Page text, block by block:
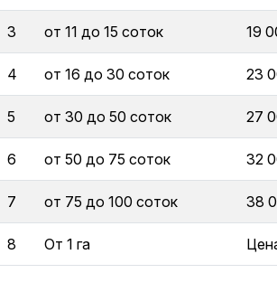
3 от 11 до 15 соток 19
4 от 16 до 30 соток 23
5 от 30 до 50 соток 27
6 от 50 до 75 соток 32
7 от 75 до 100 соток 38
8 От 1 га